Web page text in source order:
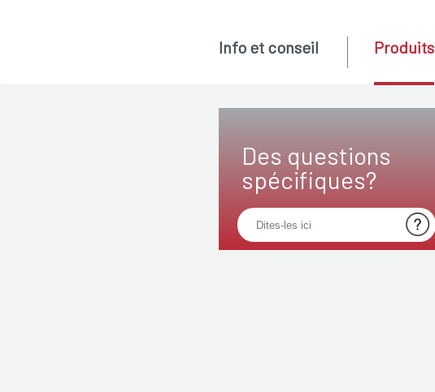
Des questions
spécifiques?
Info et conseil Produits